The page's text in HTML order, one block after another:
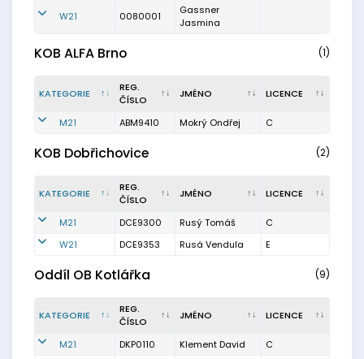
W21 0080001
Gassner
Jasmina
KOB ALFA Brno (1)
KATEGORIE
REG.
ČÍSLO
JMÉNO LICENCE
M21 ABM9410 Mokrý Ondřej C
KOB Dobřichovice (2)
KATEGORIE
REG.
ČÍSLO
JMÉNO LICENCE
M21 DCE9300 Rusý Tomáš
C
W21
DCE9353 Rusá Vendula E
Oddíl OB Kotlářka (9)
KATEGORIE
REG.
ČÍSLO
JMÉNO LICENCE
M21 DKP0110 Klement David
C